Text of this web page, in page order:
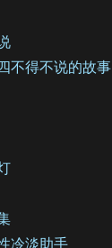
不得不说的故事
冷淡助手